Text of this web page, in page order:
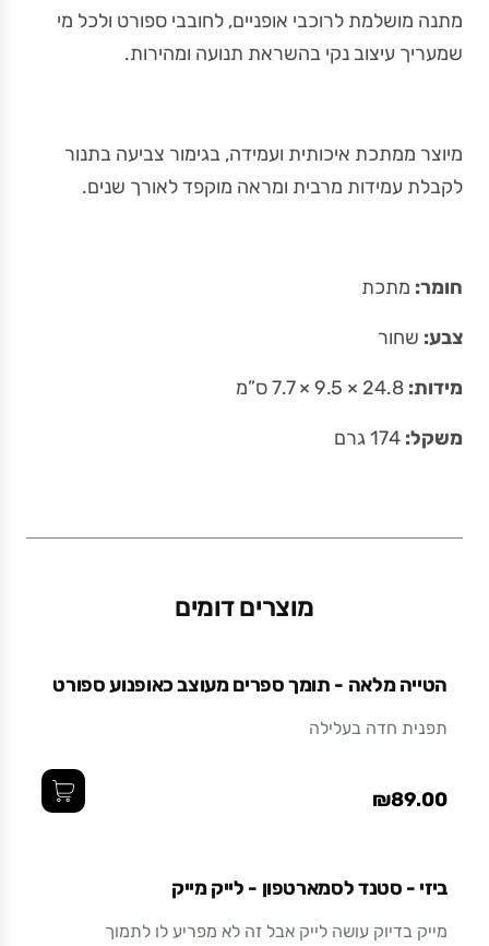
מתנה מושלמת לרוכבי אופניים, לחובבי ספורט ולכל מי
שמעריך עיצוב נקי בהשראת תנועה ומהירות.
מיוצר ממתכת איכותית ועמידה, בגימור צביעה בתנור
לקבלת עמידות מרבית ומראה מוקפד לאורך שנים.
חומר: מתכת
צבע: שחור
מידות:
משקל:
מוצרים דומים
הטייה מלאה - תומך ספרים מעוצב כאופנוע ספורט
תפנית חדה בעלילה
₪89.00
ביזי - סטנד לסמארטפון - לייק מייק
מייק בדיוק עושה לייק אבל זה לא מפריע לו לתמוך